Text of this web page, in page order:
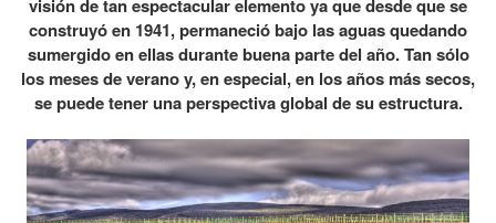
visión de tan espectacular elemento ya que desde que se
construyó en 1941, permaneció bajo las aguas quedando
sumergido en ellas durante buena parte del año. Tan sólo
los meses de verano y, en especial, en los años más secos,
se puede tener una perspectiva global de su estructura.